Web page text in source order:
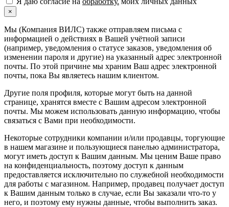
×
Мы (Компания ВИЛС) также отправляем письма с
информацией о действиях в Вашей учётной записи
(например, уведомления о статусе заказов, уведомления об
изменении пароля и другие) на указанный адрес электронной
почты. По этой причине мы храним Ваш адрес электронной
почты, пока Вы являетесь нашим клиентом.
Другие поля профиля, которые могут быть на данной
странице, хранятся вместе с Вашим адресом электронной
почты. Мы можем использовать данную информацию, чтобы
связаться с Вами при необходимости.
Некоторые сотрудники компании и/или продавцы, торгующие
в нашем магазине и пользующиеся панелью администратора,
могут иметь доступ к Вашим данным. Мы ценим Ваше право
на конфиденциальность, поэтому доступ к данным
предоставляется исключительно по служебной необходимости
для работы с магазином. Например, продавец получает доступ
к Вашим данным только в случае, если Вы заказали что-то у
него, и поэтому ему нужны данные, чтобы выполнить заказ.